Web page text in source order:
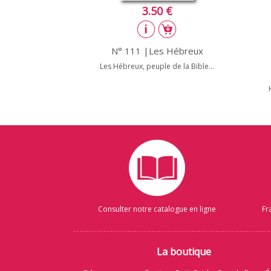
3.50 €
N° 111 |Les Hébreux
Les Hébreux, peuple de la Bible...
Consulter notre catalogue en ligne
La boutique